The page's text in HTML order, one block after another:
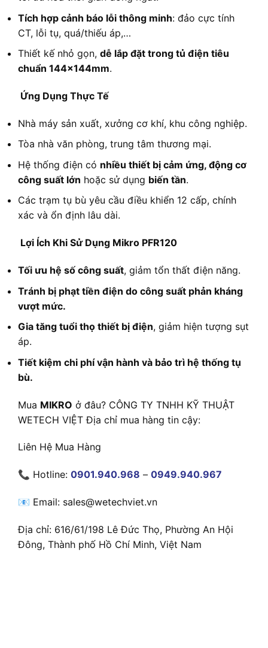
Tích hợp cảnh báo lỗi thông minh: đảo cực tính
CT, lỗi tụ, quá/thiếu áp,…
Thiết kế nhỏ gọn, dễ lắp đặt trong tủ điện tiêu
chuẩn 144x144mm.
Ứng Dụng Thực Tế
Nhà máy sản xuất, xưởng cơ khí, khu công nghiệp.
Tòa nhà văn phòng, trung tâm thương mại.
Hệ thống điện có nhiều thiết bị cảm ứng, động cơ
công suất lớn hoặc sử dụng biến tần.
Các trạm tụ bù yêu cầu điều khiển 12 cấp, chính
xác và ổn định lâu dài.
Lợi Ích Khi Sử Dụng Mikro PFR120
Tối ưu hệ số công suất, giảm tổn thất điện năng.
Tránh bị phạt tiền điện do công suất phản kháng
vượt mức.
Gia tăng tuổi thọ thiết bị điện, giảm hiện tượng sụt
áp.
Tiết kiệm chi phí vận hành và bảo trì hệ thống tụ
bù.
Mua MIKRO ở đâu? CÔNG TY TNHH KỸ THUẬT
WETECH VIỆT Địa chỉ mua hàng tin cậy:
Liên Hệ Mua Hàng
📞 Hotline: 0901.940.968 – 0949.940.967
📧 Email: sales@wetechviet.vn
Địa chỉ: 616/61/198 Lê Đức Thọ, Phường An Hội
Đông, Thành phố Hồ Chí Minh, Việt Nam